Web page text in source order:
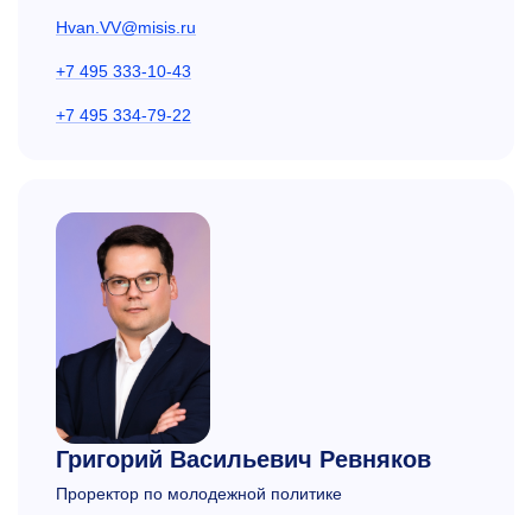
Hvan.VV@misis.ru
+7 495 333-10-43
+7 495 334-79-22
Григорий Васильевич Ревняков
Проректор по молодежной политике